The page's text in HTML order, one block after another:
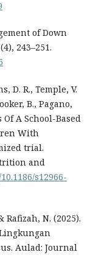
of Down
243–251.
D. R., Temple, V.
B., Pagano,
Of A School-Based
With
trial.
and
s12966-
Rafizah, N. (2025).
Aulad: Journal